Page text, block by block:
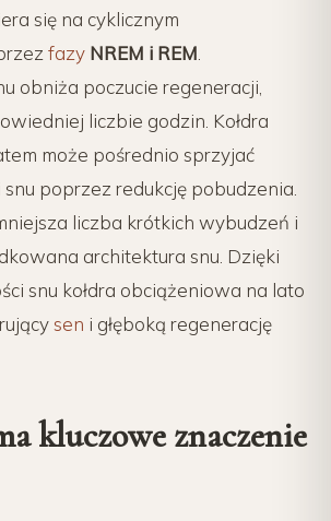
się na cyklicznym
fazy NREM i REM
obniża poczucie regeneracji,
liczbie godzin. Kołdra
może pośrednio sprzyjać
snu poprzez redukcję pobudzenia.
liczba krótkich wybudzeń i
architektura snu. Dzięki
snu kołdra obciążeniowa na lato
sen i głęboką regenerację
kluczowe znaczenie